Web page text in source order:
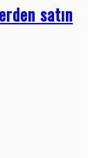
satın